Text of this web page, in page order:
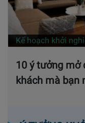
Kế hoạch khởi
10 ý tưởng mở
khách mà bạn